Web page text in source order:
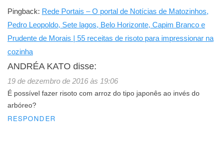
Pingback: Rede Portais – O portal de Notícias de Matozinhos,
Pedro Leopoldo, Sete lagos, Belo Horizonte, Capim Branco e
Prudente de Morais | 55 receitas de risoto para impressionar na
cozinha
ANDRÉA KATO disse:
19 de dezembro de 2016 às 19:06
É possível fazer risoto com arroz do tipo japonês ao invés do
arbóreo?
RESPONDER